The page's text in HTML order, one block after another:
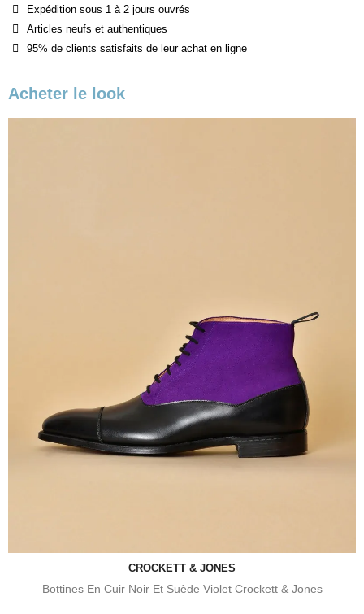
Expédition sous 1 à 2 jours ouvrés
Articles neufs et authentiques
95% de clients satisfaits de leur achat en ligne
Acheter le look
CROCKETT & JONES
Bottines En Cuir Noir Et Suède Violet Crockett & Jones